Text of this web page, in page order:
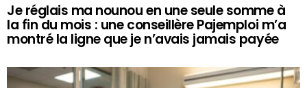
Je réglais ma nounou en une seule somme à
la fin du mois : une conseillère Pajemploi m’a
montré la ligne que je n’avais jamais payée